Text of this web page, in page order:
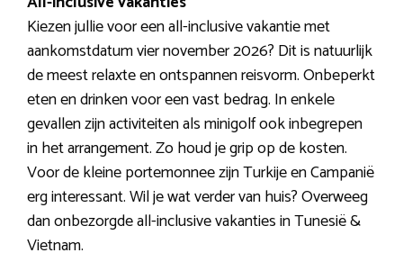
Kiezen jullie voor een all-inclusive vakantie met
aankomstdatum vier november 2026? Dit is natuurlijk
de meest relaxte en ontspannen reisvorm. Onbeperkt
eten en drinken voor een vast bedrag. In enkele
gevallen zijn activiteiten als minigolf ook inbegrepen
in het arrangement. Zo houd je grip op de kosten.
Voor de kleine portemonnee zijn Turkije en Campanië
erg interessant. Wil je wat verder van huis? Overweeg
dan onbezorgde all-inclusive vakanties in Tunesië &
Vietnam.